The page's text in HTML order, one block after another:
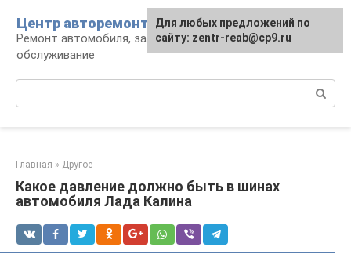
контенту
Центр авторемонта
Ремонт автомобиля, запчасти и
обслуживание
Главная » Другое
Какое давление должно быть в шинах
автомобиля Лада Калина
Для любых предложений по
сайту: zentr-reab@cp9.ru